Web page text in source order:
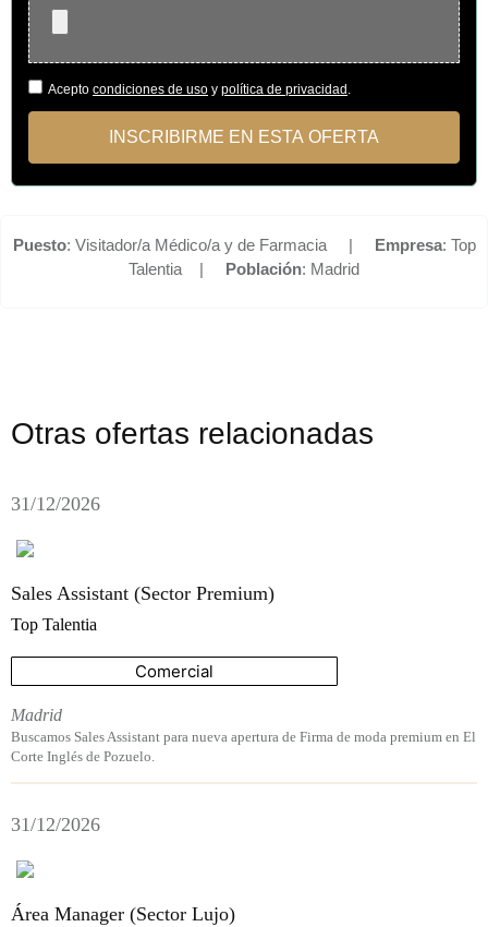
Acepto condiciones de uso y política de privacidad
INSCRIBIRME EN ESTA OFERTA
Puesto: Visitador/a Médico/a y de Farmacia | Empresa: Top
Talentia | Población: Madrid
Otras ofertas relacionadas
31/12/2026
Sales Assistant (Sector Premium)
Top Talentia
Comercial
Madrid
Buscamos Sales Assistant para nueva apertura de Firma de moda premium en El
Corte Inglés de Pozuelo.
31/12/2026
Área Manager (Sector Lujo)